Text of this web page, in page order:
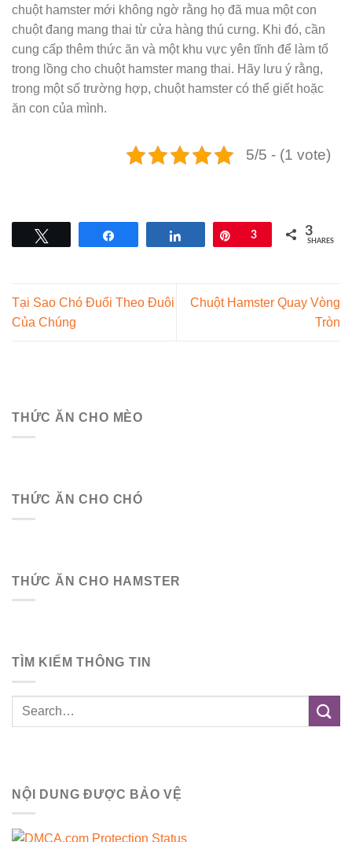
chuột hamster mới không ngờ rằng họ đã mua một con
chuột đang mang thai từ cửa hàng thú cưng. Khi đó, cần
cung cấp thêm thức ăn và một khu vực yên tĩnh để làm tổ
trong lồng cho chuột hamster mang thai. Hãy lưu ý rằng,
trong một số trường hợp, chuột hamster có thể giết hoặc
ăn con của mình.
5/5 - (1 vote)
Pin
3 3
SHARES
Tại Sao Chó Đuổi Theo Đuôi
Của Chúng
Chuột Hamster Quay Vòng
Tròn
THỨC ĂN CHO MÈO
THỨC ĂN CHO CHÓ
THỨC ĂN CHO HAMSTER
TÌM KIẾM THÔNG TIN
NỘI DUNG ĐƯỢC BẢO VỆ